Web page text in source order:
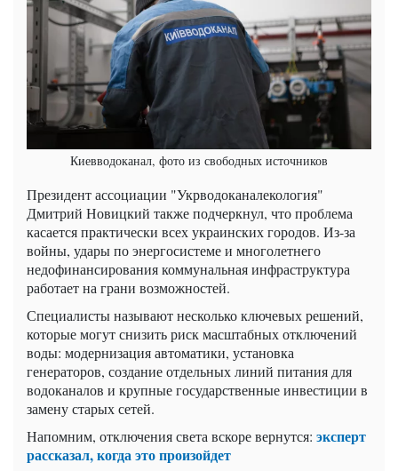
Киевводоканал, фото из свободных источников
Президент ассоциации "Укрводоканалекология"
Дмитрий Новицкий также подчеркнул, что проблема
касается практически всех украинских городов. Из-за
войны, удары по энергосистеме и многолетнего
недофинансирования коммунальная инфраструктура
работает на грани возможностей.
Специалисты называют несколько ключевых решений,
которые могут снизить риск масштабных отключений
воды: модернизация автоматики, установка
генераторов, создание отдельных линий питания для
водоканалов и крупные государственные инвестиции в
замену старых сетей.
Напомним, отключения света вскоре вернутся: эксперт
рассказал, когда это произойдет